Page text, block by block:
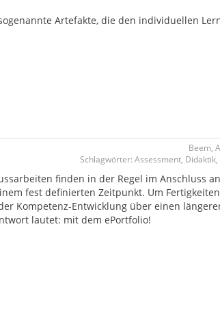
Artefakte, die den individuellen
Beem,
Schlagwörter: Assessment,
finden in der Regel im Anschluss
fest definierten Zeitpunkt. Um
Kompetenz-Entwicklung über einen
lautet: mit dem ePortfolio!